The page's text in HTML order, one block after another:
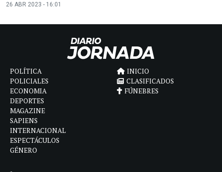
26 ABR 2023 - 16:01
POLÍTICA
POLICIALES
ECONOMIA
DEPORTES
MAGAZINE
SAPIENS
INTERNACIONAL
ESPECTÁCULOS
GÉNERO
INICIO
CLASIFICADOS
FÚNEBRES